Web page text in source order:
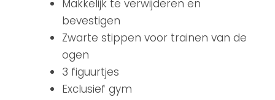
Makkelijk te verwijderen en
bevestigen
Zwarte stippen voor trainen van de
ogen
3 figuurtjes
Exclusief gym